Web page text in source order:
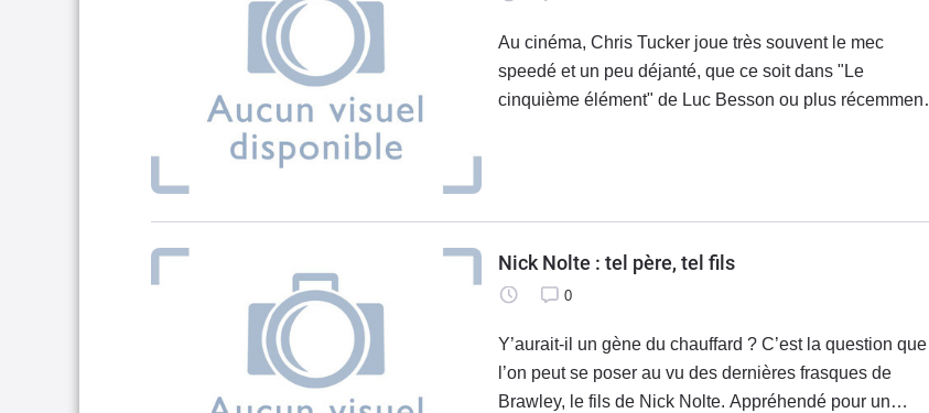
Au cinéma, Chris Tucker joue très souvent le mec
speedé et un peu déjanté, que ce soit dans "Le
cinquième élément" de Luc Besson ou plus récemment
Nick Nolte : tel père, tel fils
0
Y’aurait-il un gène du chauffard ? C’est la question que
l’on peut se poser au vu des dernières frasques de
Brawley, le fils de Nick Nolte. Appréhendé pour un